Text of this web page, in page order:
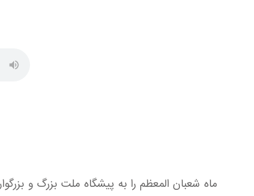
ماه شعبان المعظم را به پيشگاه ملت بزرگ و